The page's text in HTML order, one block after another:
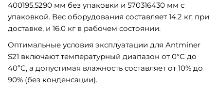
400195.5290 мм без упаковки и 570316430 мм с
упаковкой. Вес оборудования составляет 14.2 кг, при
доставке, и 16.0 кг в рабочем состоянии.
Оптимальные условия эксплуатации для Antminer
S21 включают температурный диапазон от 0°C до
40°C, а допустимая влажность составляет от 10% до
90% (без конденсации).